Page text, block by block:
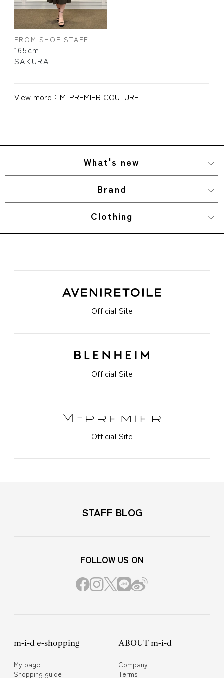
FROM SHOP STAFF
165cm
SAKURA
View more： M-PREMIER COUTURE
What's new
Brand
Clothing
Official Site
Official Site
Official Site
STAFF BLOG
FOLLOW US ON
m-i-d e-shopping
My page
Shopping guide
ABOUT m-i-d
Company
Terms